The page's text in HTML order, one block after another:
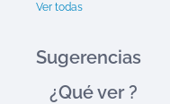
Ver todas
Sugerencias
¿Qué ver ?